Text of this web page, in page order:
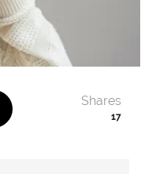
17
Shares